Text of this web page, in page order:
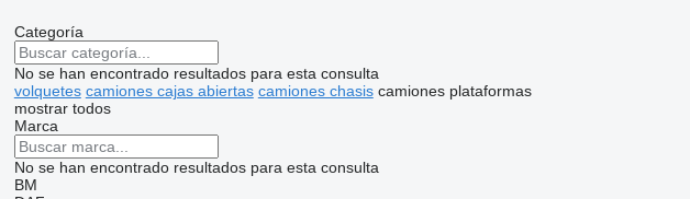
Categoría
No se han encontrado resultados para esta consulta
volquetes camiones cajas abiertas camiones chasis camiones plataformas
mostrar todos
Marca
No se han encontrado resultados para esta consulta
BM